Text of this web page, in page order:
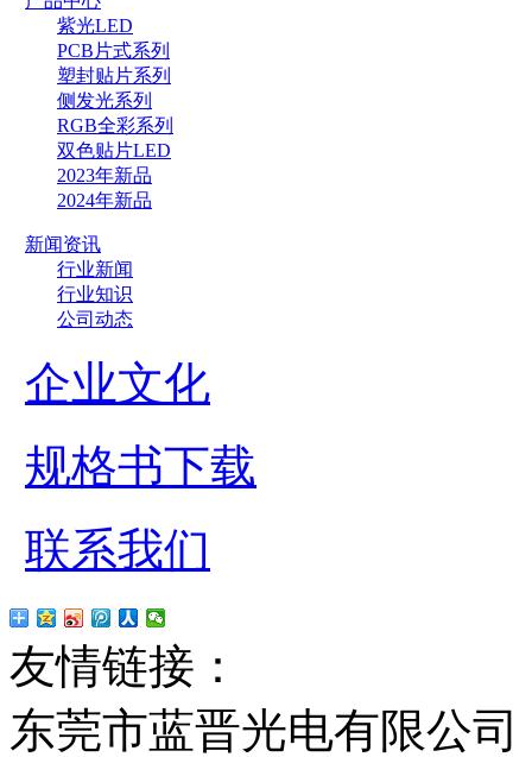
紫光LED
PCB片式系列
塑封贴片系列
侧发光系列
RGB全彩系列
双色贴片LED
2023年新品
2024年新品
新闻资讯
行业新闻
行业知识
公司动态
企业文化
规格书下载
联系我们
友情链接：
东莞市蓝晋光电有限公